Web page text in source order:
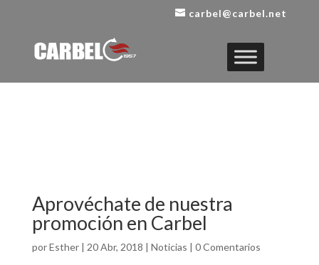
carbel@carbel.net
Aprovéchate de nuestra
promoción en Carbel
porEsther| 20 Abr, 2018 | Noticias | 0 Comentarios